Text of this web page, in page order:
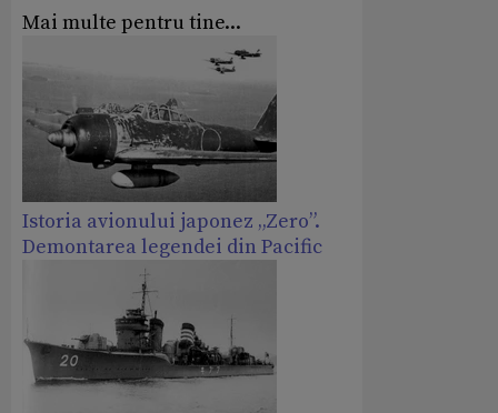
Mai multe pentru tine...
Istoria avionului japonez „Zero”.
Demontarea legendei din Pacific